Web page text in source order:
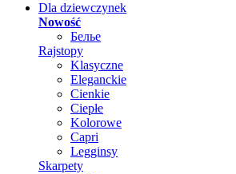
Dla dziewczynek
Nowość
Белье
Rajstopy
Klasyczne
Eleganckie
Cienkie
Ciepłe
Kolorowe
Capri
Legginsy
Skarpety